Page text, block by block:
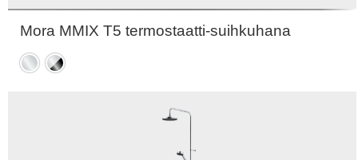
Mora MMIX T5 termostaatti-suihkuhana
Kromattu
Kromi